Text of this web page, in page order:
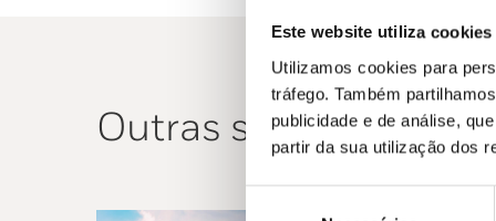
Este website utiliza cookies
Utilizamos cookies para
tráfego. Também
publicidade e de análise,
partir da sua utilização dos
Outras sugestões